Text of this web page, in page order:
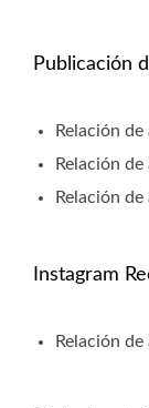
Publicación
Relación
Relación
Relación
Instagram
Relación